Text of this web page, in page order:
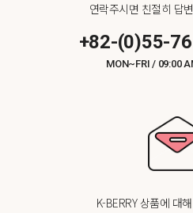
연락주시면 친절히 답
+82-(0)55-
MON~FRI / 09:00
K-BERRY 상품에 대